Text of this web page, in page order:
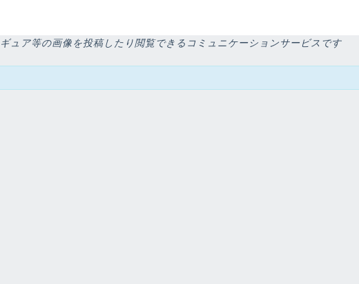
ュア等の画像を投稿したり閲覧できるコミュニケーションサービスです